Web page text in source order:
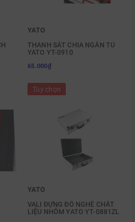
YATO
THANH SẮT CHIA NGĂN TỦ
YATO YT-0910
65.000₫
Tùy chọn
YATO
VALI ĐỰNG ĐỒ NGHỀ CHẤT
LIỆU NHÔM YATO YT-0881ZL